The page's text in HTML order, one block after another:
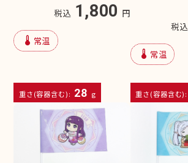
税込 1,800 円
device_thermostat 常温
重さ(容器含む): 28 g
税込
device_thermostat 常温
重さ(容器含む):